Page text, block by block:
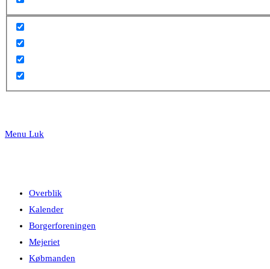
Menu Luk
Overblik
Kalender
Borgerforeningen
Mejeriet
Købmanden